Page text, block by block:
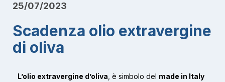
25/07/2023
Scadenza olio extravergine
di oliva
L’olio extravergine d’oliva , è simbolo del made in Italy